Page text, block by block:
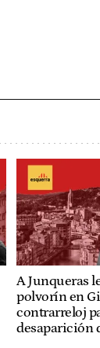
A Junqueras
polvorín en
contrarreloj
desaparición